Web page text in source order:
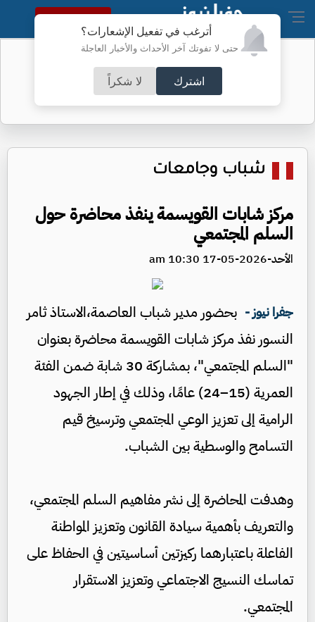
أترغب في تفعيل الإشعارات؟
حتى لا تفوتك آخر الأحداث والأخبار العاجلة
اشترك لا شكراً
النسخة الكاملة
شباب وجامعات
مركز شابات القويسمة ينفذ محاضرة حول
السلم المجتمعي
الأحد-2026-05-17 10:30 am
جفرا نيوز - بحضور مدير شباب العاصمة،الاستاذ ثامر
النسور نفذ مركز شابات القويسمة محاضرة بعنوان
"السلم المجتمعي"، بمشاركة 30 شابة ضمن الفئة
العمرية (15–24) عامًا، وذلك في إطار الجهود
الرامية إلى تعزيز الوعي المجتمعي وترسيخ قيم
التسامح والوسطية بين الشباب.
وهدفت المحاضرة إلى نشر مفاهيم السلم المجتمعي،
والتعريف بأهمية سيادة القانون وتعزيز المواطنة
الفاعلة باعتبارهما ركيزتين أساسيتين في الحفاظ على
تماسك النسيج الاجتماعي وتعزيز الاستقرار
المجتمعي.